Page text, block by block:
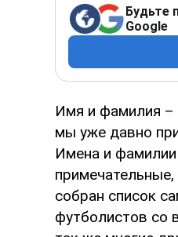
Будьте
Google
Имя и фамилия –
мы уже давно
Имена и
собран список
футболистов со